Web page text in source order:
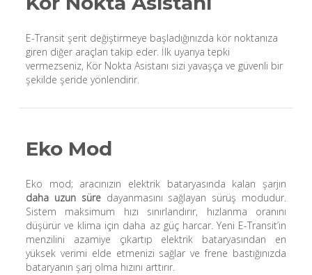
E-Transit şerit değiştirmeye başladığınızda kör noktanıza
giren diğer araçları takip eder. İlk uyarıya tepki
vermezseniz, Kör Nokta Asistanı sizi yavaşça ve güvenli bir
şekilde şeride yönlendirir.
Eko Mod
Eko mod; aracınızın elektrik bataryasında kalan şarjın
daha uzun süredayanmasını sağlayan sürüş modudur.
Sistem maksimum hızı sınırlandırır, hızlanma oranını
düşürür ve klima için daha az güç harcar. Yeni E-Transit’in
menzilini azamiye çıkartıp elektrik bataryasından en
yüksek verimi elde etmenizi sağlar ve frene bastığınızda
bataryanın şarj olma hızını arttırır.